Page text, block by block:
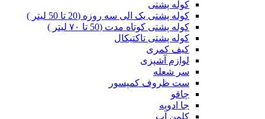
کوله پشتی
کوله پشتی یک الی سه روزه (20 تا 50 لیتر )
کوله پشتی کوتاه مدت (50 تا ۷۰ لیتر )
کوله پشتی تاکتیکال
کیف کمری
لوازم آشپزی
سر شعله
ست ظروف کمپسور
چاقو
جا ادویه
کلمن آب